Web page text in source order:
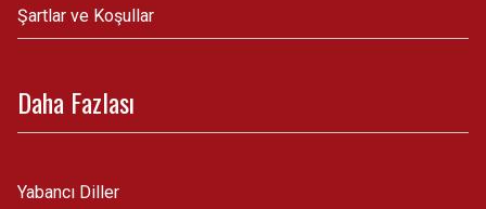
Şartlar ve Koşullar
Daha Fazlası
Yabancı Diller